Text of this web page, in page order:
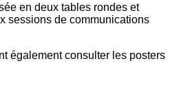
en deux tables rondes et
sessions de communications
également consulter les posters